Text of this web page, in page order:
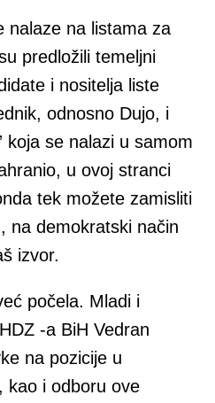
nalaze na listama za
predložili temeljni
i nositelja liste
odnosno Dujo, i
koja se nalazi u samom
u ovoj stranci
tek možete zamisliti
na demokratski način
izvor.
počela. Mladi i
-a BiH Vedran
na pozicije u
kao i odboru ove